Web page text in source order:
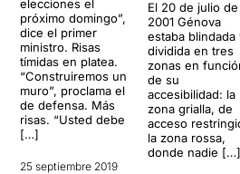
elecciones el
próximo domingo”,
dice el primer
ministro. Risas
tímidas en platea.
“Construiremos un
muro”, proclama el
de defensa. Más
risas. “Usted debe
[…]
25 septiembre 2019
El 20 de julio de
2001 Génova
estaba blindada
dividida en tres
zonas en
de su
accesibilidad: la
zona grialla, de
acceso
la zona rossa,
donde nadie […]